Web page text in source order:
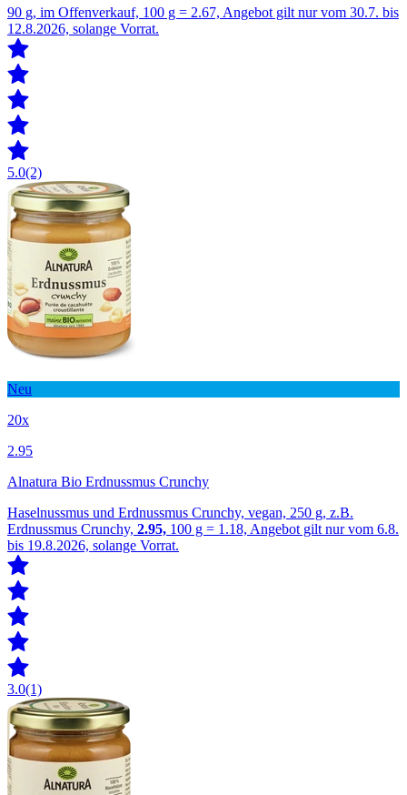
90 g, im Offenverkauf, 100 g = 2.67, Angebot gilt nur vom 30.7. bis
12.8.2026, solange Vorrat.
5.0(2)
Neu
20x
2.95
Alnatura Bio Erdnussmus Crunchy
Haselnussmus und Erdnussmus Crunchy, vegan, 250 g, z.B.
Erdnussmus Crunchy, 2.95, 100 g = 1.18, Angebot gilt nur vom 6.8.
bis 19.8.2026, solange Vorrat.
3.0(1)